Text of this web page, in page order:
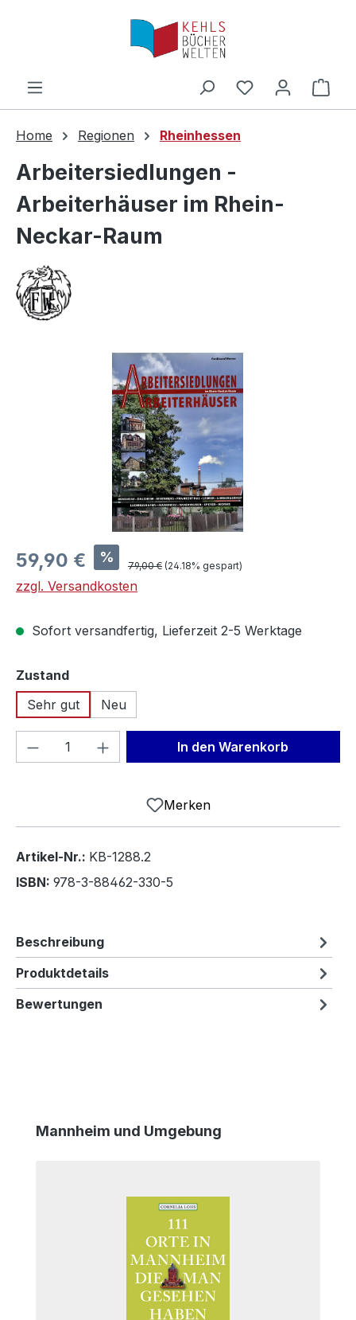
Zum Hauptinhalt springen
Home Regionen Rheinhessen
Arbeitersiedlungen -
Arbeiterhäuser im Rhein-
Neckar-Raum
Bildergalerie überspringen
Verkaufspreis:
59,90 € % Regulärer Preis:
79,00 € (24.18% gespart)
zzgl. Versandkosten
Sofort versandfertig, Lieferzeit 2-5 Werktage
Zustandauswählen
Sehr gut
Neu
Produkt Anzahl: Gib denIn den Warenkorb
Merken
Artikel-Nr.: KB-1288.2
ISBN: 978-3-88462-330-5
Beschreibung
Produktdetails
Bewertungen
Produktgalerie überspringen
Mannheim und Umgebung